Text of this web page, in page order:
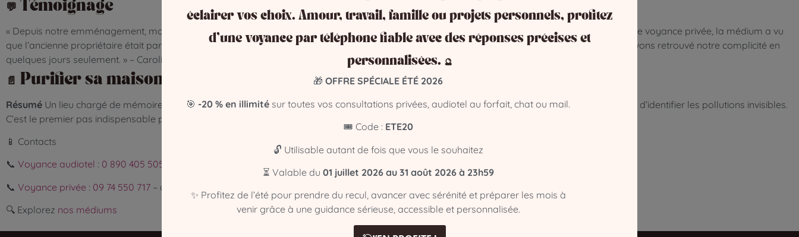
💬 Témoignage
« Depuis notre emménagement, mon mari et moi nous disputions sans cesse. L’ambiance était électrique. Pourtant, nous nous aimions. Lors d’une voyance privée, la médium a vu
que l’ancienne propriétaire était partie en colère. J’ai alors fait un nettoyage au sel selon ses conseils. Le soir même, le calme est revenu. Nous avons retrouvé notre complicité en
quelques jours seulement. » – Caroline, 38 ans
📄 Purifier sa maison :
Résumé Un lieu chargé de mémoires négatives pèse lourdement sur votre réussite.Analyser les énergies de son foyer avec la voyance
permet d’identifier les pollutions invisibles.
C’est le premier pas indispensable pour libérer l’espace. Enfin, vous instaurez une protection durable et retrouvez un véritable havre de paix.
📱 Contacts
📞 Voyance audiotel : 0 890 405 505
📞 Voyance privée : 09 74 550 717 – à partir de 19€ les 10 minutes
🔍 Explorez nos médiums
éclairer vos choix. Amour, travail, famille ou projets personnels, profitez
d’une voyance par téléphone fiable avec des réponses précises et
personnalisées. 🔮
🎁 OFFRE SPÉCIALE ÉTÉ 2026
🎯 -20 % en illimité sur toutes vos consultations privées, audiotel au forfait, chat ou mail.
🎟️ Code : ETE20
🔓 Utilisable autant de fois que vous le souhaitez
⏳ Valable du 01 juillet 2026 au 31 août 2026 à 23h59
✨ Profitez de l’été pour prendre du recul, avancer avec sérénité et préparer les mois à
venir grâce à une guidance sérieuse, accessible et personnalisée.